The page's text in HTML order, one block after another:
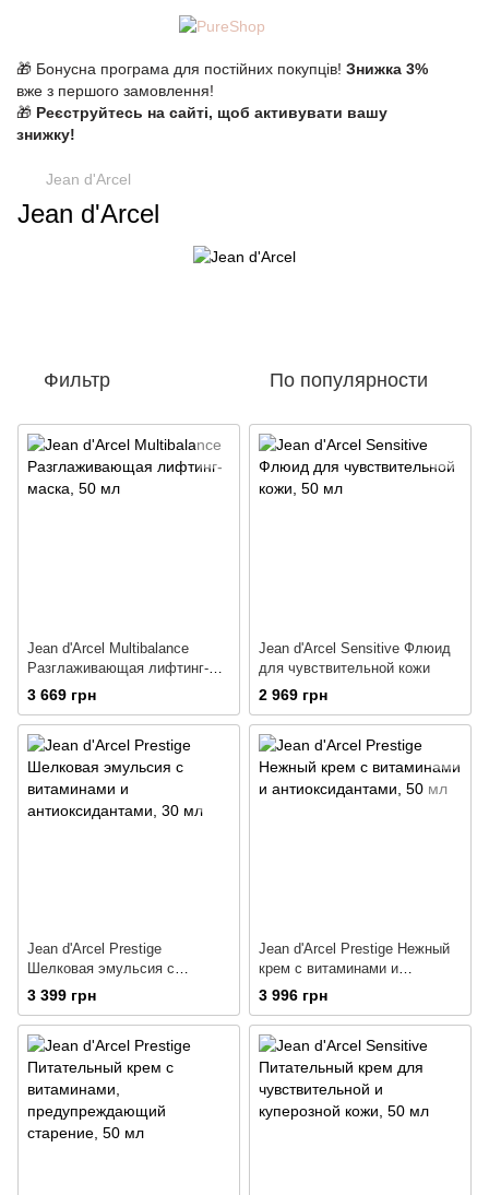
🎁 Бонусна програма для постійних покупців! Знижка 3%
вже з першого замовлення!
🎁 Реєструйтесь на сайті, щоб активувати вашу
знижку!
Jean d'Arcel
Jean d'Arcel
Фильтр По популярности
Jean d'Arcel Multibalance
Разглаживающая лифтинг-
маска
3 669 грн
Jean d'Arcel Sensitive Флюид
для чувствительной кожи
2 969 грн
Jean d'Arcel Prestige
Шелковая эмульсия с
витаминами и
антиоксидантами
3 399 грн
Jean d'Arcel Prestige Нежный
крем с витаминами и
антиоксидантами
3 996 грн